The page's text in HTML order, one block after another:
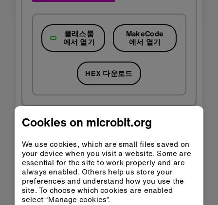
클래스룸
에서 열기
MakeCode
에서 열기
HEX 다운로드
3단계: 더 좋게 만들어 보세
요.
'키득 키득', '안녕', '반짝임' 과 같은 효과음을 사용
해서 실험해보세요.
Cookies on microbit.org
We use cookies, which are small files saved on
your device when you visit a website. Some are
essential for the site to work properly and are
always enabled. Others help us store your
preferences and understand how you use the
site. To choose which cookies are enabled
select “Manage cookies”.